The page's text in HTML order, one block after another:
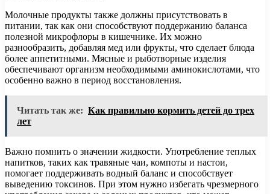
Молочные продукты также должны присутствовать в
питании, так как они способствуют поддержанию баланса
полезной микрофлоры в кишечнике. Их можно
разнообразить, добавляя мед или фрукты, что сделает блюда
более аппетитными. Мясные и рыботворные изделия
обеспечивают организм необходимыми аминокислотами, что
особенно важно в период восстановления.
Читать так же: Как правильно кормить детей до трех
лет
Важно помнить о значении жидкости. Употребление теплых
напитков, таких как травяные чаи, компоты и настои,
помогает поддерживать водный баланс и способствует
выведению токсинов. При этом нужно избегать чрезмерного